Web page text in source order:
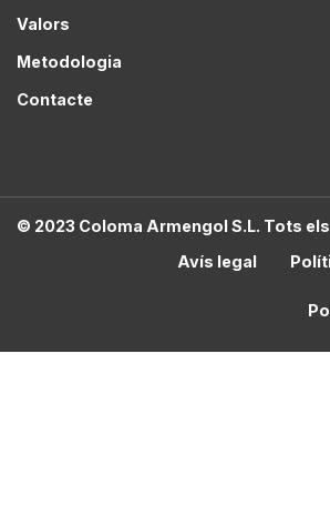
Valors
Metodologia
Contacte
© 2023 Coloma Armengol S.L. Tots
Avís legal